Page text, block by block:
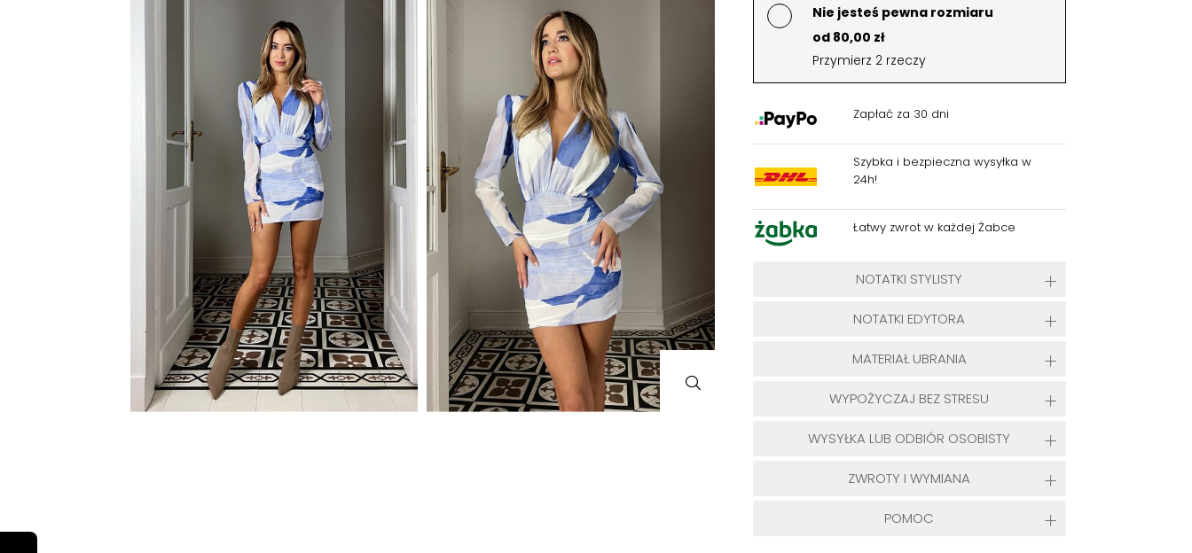
Nie jesteś pewna rozmiaru
od 80,00 zł
Przymierz 2 rzeczy
Zapłać za 30 dni
Szybka i bezpieczna wysyłka w
24h!
Łatwy zwrot w każdej Żabce
NOTATKI STYLISTY
NOTATKI EDYTORA
MATERIAŁ UBRANIA
WYPOŻYCZAJ BEZ STRESU
WYSYŁKA LUB ODBIÓR OSOBISTY
ZWROTY I WYMIANA
POMOC